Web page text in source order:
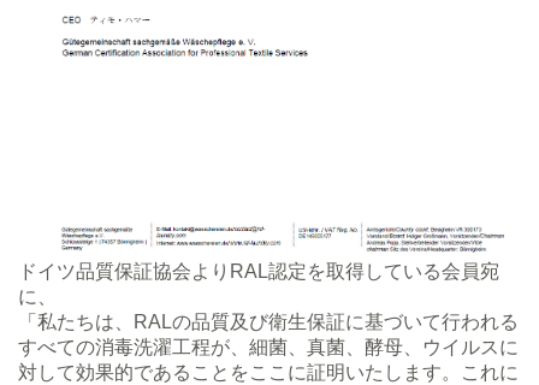
ドイツ品質保証協会よりRAL認定を取得している会員宛
に、
「私たちは、RALの品質及び衛生保証に基づいて行われる
すべての消毒洗濯工程が、細菌、真菌、酵母、ウイルスに
対して効果的であることをここに証明いたします。これに